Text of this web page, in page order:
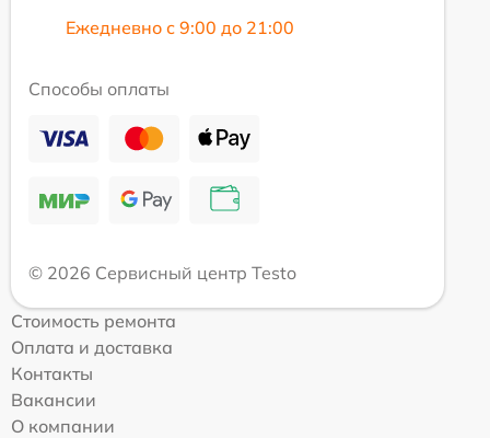
Ежедневно с 9:00 до 21:00
Способы оплаты
© 2026 Сервисный центр Testo
Стоимость ремонта
Оплата и доставка
Контакты
Вакансии
О компании